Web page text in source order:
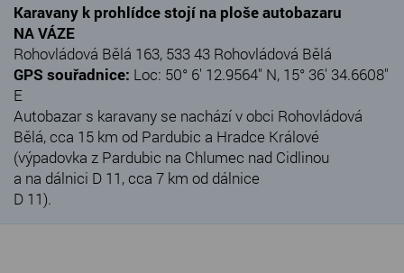
Karavany k prohlídce stojí na ploše autobazaru
NA VÁZE
Rohovládová Bělá 163, 533 43 Rohovládová Bělá
GPS souřadnice: Loc: 50° 6' 12.9564" N, 15° 36' 34.6608"
E
Autobazar s karavany se nachází v obci Rohovládová
Bělá, cca 15 km od Pardubic a Hradce Králové
(výpadovka z Pardubic na Chlumec nad Cidlinou
a na dálnici D 11, cca 7 km od dálnice
D 11).